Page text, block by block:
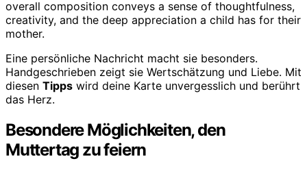
Eine persönliche Nachricht macht sie besonders.
Handgeschrieben zeigt sie Wertschätzung und Liebe. Mit
diesen Tipps wird deine Karte unvergesslich und berührt
das Herz.
Besondere Möglichkeiten, den
Muttertag zu feiern